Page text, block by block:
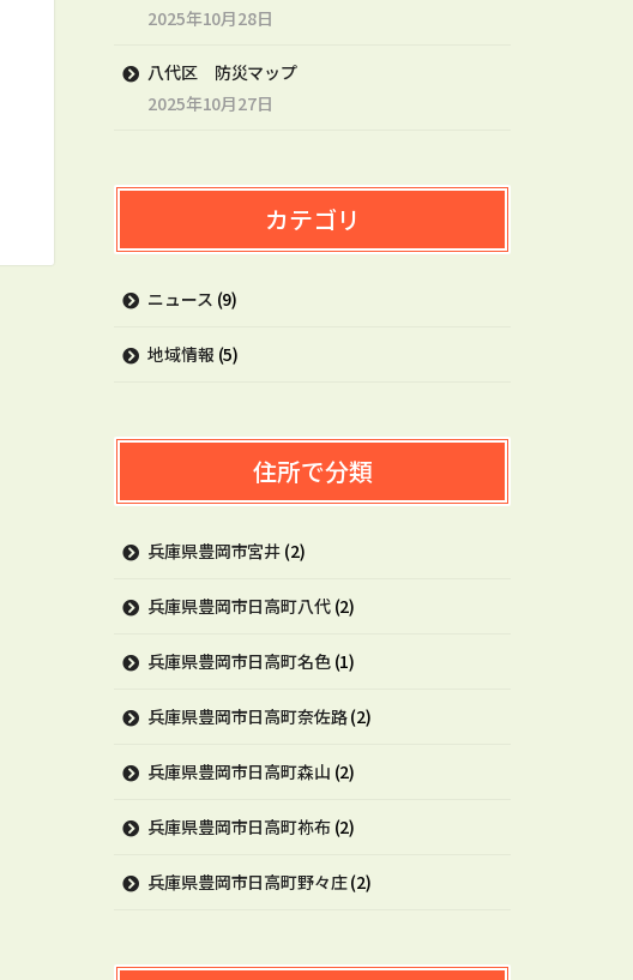
2025年10月28日
八代区 防災マップ
2025年10月27日
カテゴリ
ニュース (9)
地域情報 (5)
住所で分類
兵庫県豊岡市宮井 (2)
兵庫県豊岡市日高町八代(2)
兵庫県豊岡市日高町名色(1)
兵庫県豊岡市日高町奈佐路(2)
兵庫県豊岡市日高町森山 (2)
兵庫県豊岡市日高町祢布(2)
兵庫県豊岡市日高町野々庄(2)